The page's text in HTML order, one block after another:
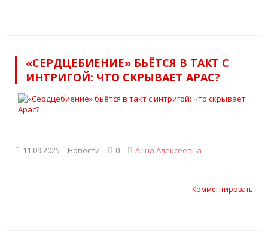
«СЕРДЦЕБИЕНИЕ» БЬЁТСЯ В ТАКТ С
ИНТРИГОЙ: ЧТО СКРЫВАЕТ АРАС?
11.09.2025 Новости 0 Анна Алексеевна
Комментировать